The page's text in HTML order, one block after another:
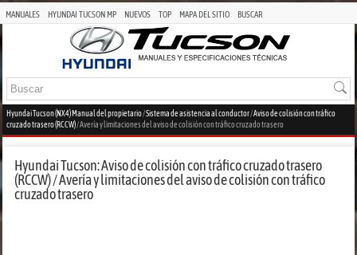
MANUALES HYUNDAI TUCSON MP NUEVOS TOP MAPA DEL SITIO BUSCAR
Hyundai Tucson (NX4) Manual del propietario/Sistema de asistencia al conductor/Aviso de colisión con tráfico
cruzado trasero (RCCW)/ Avería y limitaciones del aviso de colisión con tráfico cruzado trasero
Hyundai Tucson: Aviso de colisión con tráfico cruzado trasero
(RCCW) / Avería y limitaciones del aviso de colisión con tráfico
cruzado trasero